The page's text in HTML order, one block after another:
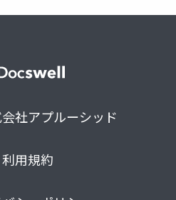
社アプルーシッド
利用規約